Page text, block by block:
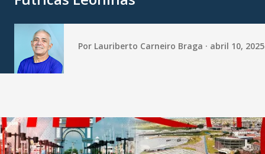
Por Lauriberto Carneiro Braga abril 10, 2025